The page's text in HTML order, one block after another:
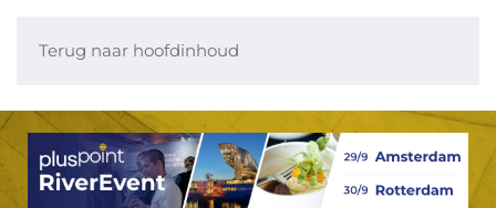
Terug naar hoofdinhoud